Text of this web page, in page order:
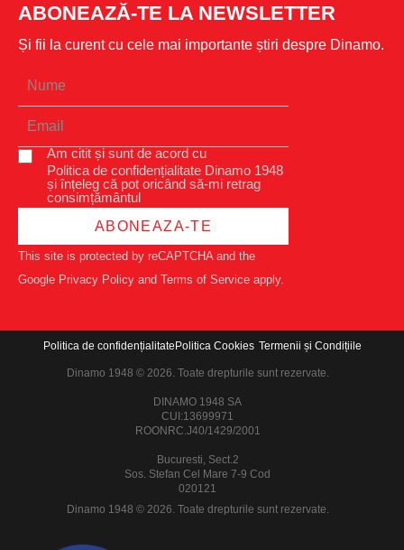
ABONEAZĂ-TE LA NEWSLETTER
Și fii la curent cu cele mai importante știri despre Dinamo.
Am citit și sunt de acord cu
Politica de confidențialitate Dinamo 1948
și înțeleg că pot oricând să-mi retrag
consimțământul
ABONEAZA-TE
This site is protected by reCAPTCHA and the
Google Privacy Policy and Terms of Service apply.
Politica de confidențialitate Politica Cookies Termenii și Condițiile
Dinamo 1948 © 2026. Toate drepturile sunt rezervate.
DINAMO 1948 SA
CUI:13699971
ROONRC.J40/1429/2001
Bucuresti, Sect.2
Sos. Stefan Cel Mare 7-9 Cod
020121
Dinamo 1948 © 2026. Toate drepturile sunt rezervate.